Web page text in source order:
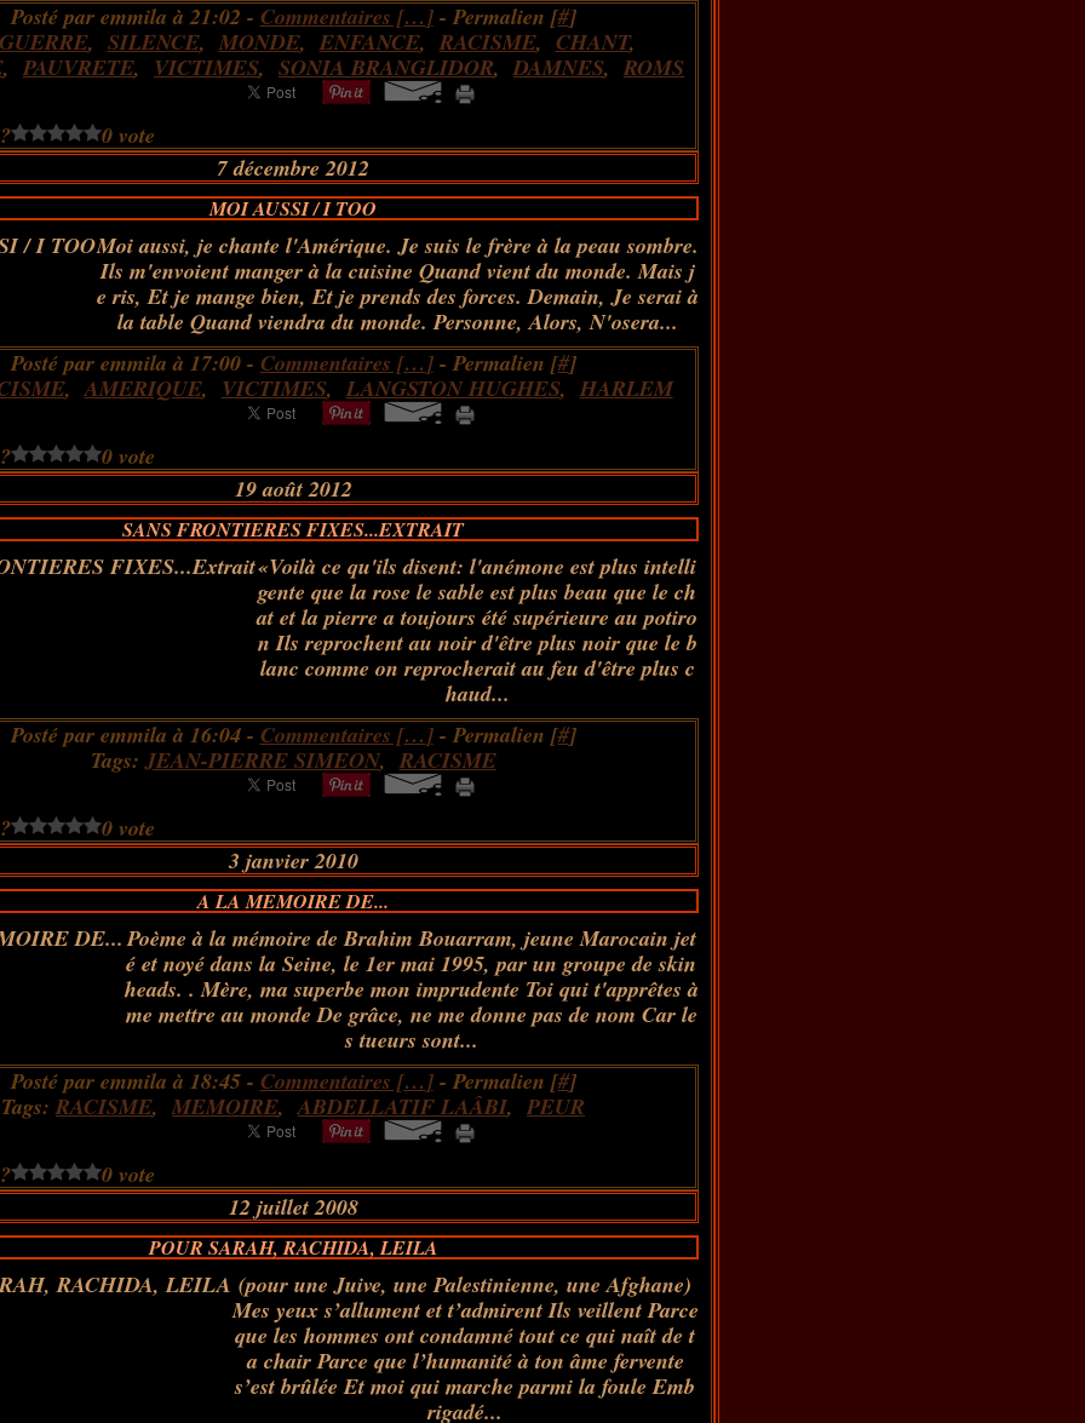
Posté par emmila à 21:02 - Commentaires […]- Permalien [#]
GUERRE, SILENCE, MONDE, ENFANCE, RACISME, CHANT,
, PAUVRETE, VICTIMES, SONIA BRANGLIDOR,DAMNES, ROMS
0 vote
7 décembre 2012
MOI AUSSI / I TOO
Moi aussi, je chante l'Amérique. Je suis le frère à la peau sombre.
Ils m'envoient manger à la cuisine Quand vient du monde. Mais j
e ris, Et je mange bien, Et je prends des forces. Demain, Je serai à
la table Quand viendra du monde. Personne, Alors, N'osera...
Posté par emmila à 17:00 - Commentaires […]- Permalien [#]
,AMERIQUE, VICTIMES, LANGSTON HUGHES, HARLEM
0 vote
19 août 2012
SANS FRONTIERES FIXES...EXTRAIT
«Voilà ce qu'ils disent: l'anémone est plus intelli
gente que la rose le sable est plus beau que le ch
at et la pierre a toujours été supérieure au potiro
n Ils reprochent au noir d'être plus noir que le b
lanc comme on reprocherait au feu d'être plus c
haud...
Posté par emmila à 16:04 - Commentaires […]- Permalien [#]
Tags:JEAN-PIERRE SIMEON, RACISME
0 vote
3 janvier 2010
A LA MEMOIRE DE...
Poème à la mémoire de Brahim Bouarram, jeune Marocain jet
é et noyé dans la Seine, le 1er mai 1995, par un groupe de skin
heads. . Mère, ma superbe mon imprudente Toi qui t'apprêtes à
me mettre au monde De grâce, ne me donne pas de nom Car le
s tueurs sont...
Posté par emmila à 18:45 - Commentaires […]- Permalien [#]
Tags: RACISME, MEMOIRE,ABDELLATIF LAÂBI, PEUR
0 vote
12 juillet 2008
POUR SARAH, RACHIDA, LEILA
(pour une Juive, une Palestinienne, une Afghane)
Mes yeux s’allument et t’admirent Ils veillent Parce
que les hommes ont condamné tout ce qui naît de t
a chair Parce que l’humanité à ton âme fervente
s’est brûlée Et moi qui marche parmi la foule Emb
rigadé...